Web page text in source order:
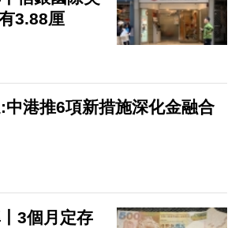
3.88厘
中港推6項新措施深化金融合
3個月定存